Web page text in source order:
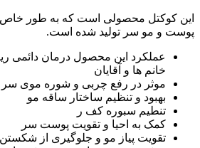
این کوکتل محصولی است که به طور
پوست و مو سر تولید شده است.
عملکرد این محصول درمان دائمی
خانم ها و آقایان
موثر در رفع چربی و شوره موی سر
بهبود و تنظیم ساختار ساقه مو
تنطیم سبوره کف ر
کمک به احیا و تقویت پوست سر
تقویت پیاز مو و جلوگیری از